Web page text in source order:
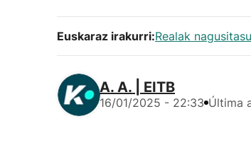
Euskaraz irakurri:Realak
A. A. | EITB
16/01/2025 - 22:33 Última